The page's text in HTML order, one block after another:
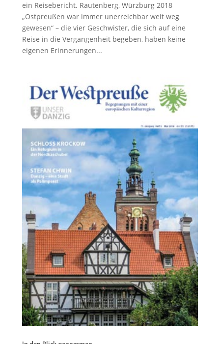
ein Reise­be­richt. Rautenberg, Würzburg 2018
„Ostpreußen war immer unerreichbar weit weg
gewesen“ – die vier Geschwister, die sich auf eine
Reise in die Vergan­genheit begeben, haben keine
eigenen Erinne­rungen...